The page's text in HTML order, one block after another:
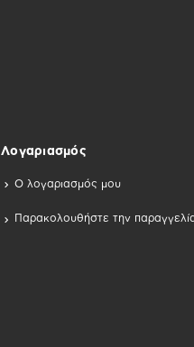
Λογαριασμός
Ο λογαριασμός μου
Παρακολουθήστε την